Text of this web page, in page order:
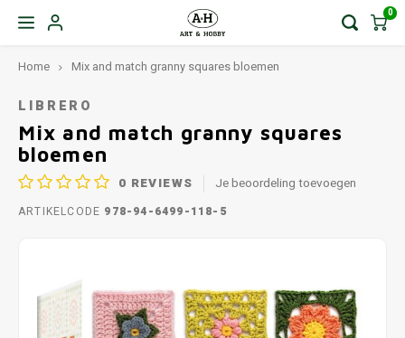
0
Home Mix and match granny squares bloemen
LIBRERO
Mix and match granny squares
bloemen
0 REVIEWS Je beoordeling toevoegen
ARTIKELCODE 978-94-6499-118-5